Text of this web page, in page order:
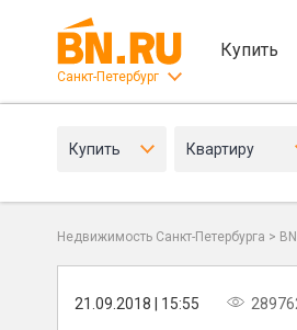
Санкт-Петербург
Купить
Купить Квартиру
Недвижимость Санкт-Петербурга >
21.09.2018 | 15:55